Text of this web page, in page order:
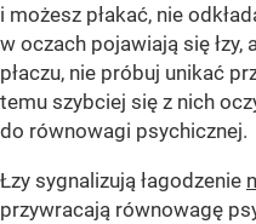
i możesz płakać, nie
w oczach pojawiają się
płaczu, nie próbuj unikać
temu szybciej się z nich
do równowagi psychicznej.
Łzy sygnalizują łagodzenie
przywracają równowagę